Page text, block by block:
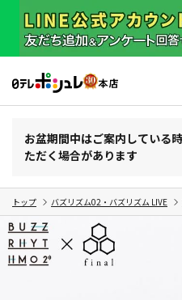
お盆期間中はご案内している
ただく場合があります
トップ バズリズム02・バズリズム LIVE